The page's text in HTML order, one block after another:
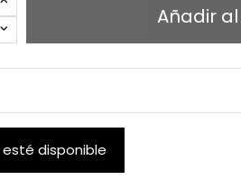
Añadir